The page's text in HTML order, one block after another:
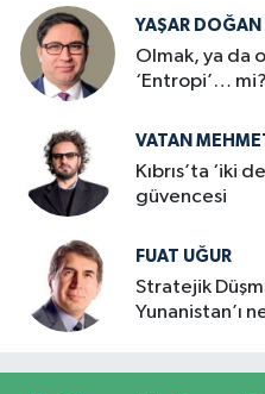
YAŞAR DOĞAN
Olmak, ya da
‘Entropi’… mi?
VATAN
Kıbrıs’ta ‘iki
güvencesi
FUAT UĞUR
Stratejik
Yunanistan’ı